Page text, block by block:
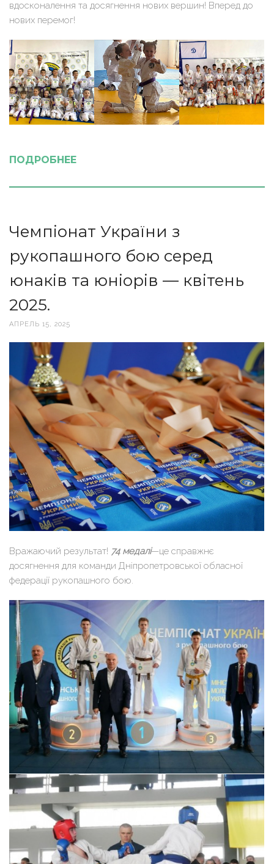
вдосконалення та досягнення нових вершин! Вперед до
нових перемог!
ПОДРОБНЕЕ
Чемпіонат України з
рукопашного бою серед
юнаків та юніорів — квітень
2025.
АПРЕЛЬ 15, 2025
Вражаючий результат! 74 медалі—це справжнє
досягнення для команди Дніпропетровської обласної
федерації рукопашного бою.